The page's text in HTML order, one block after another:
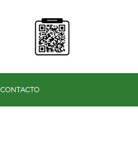
CONTACTO